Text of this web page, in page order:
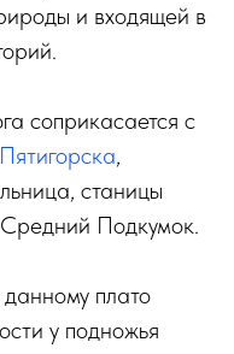
и входящей в
соприкасается с
Пятигорска,
станицы
Подкумок.
плато
у подножья